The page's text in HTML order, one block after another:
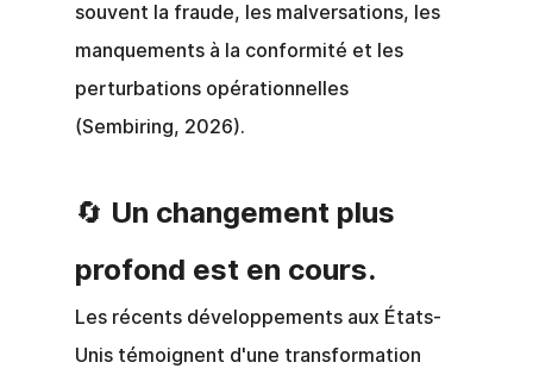
souvent la fraude, les malversations, les
manquements à la conformité et les
perturbations opérationnelles
(Sembiring, 2026).
🔄 Un changement plus
profond est en cours.
Les récents développements aux États-
Unis témoignent d'une transformation